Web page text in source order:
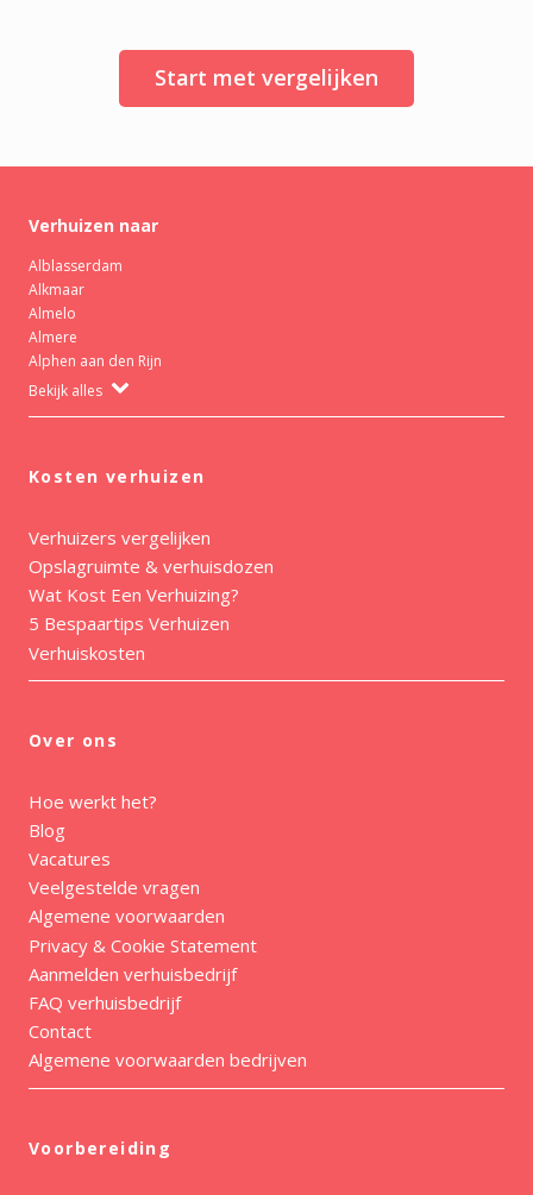
Start met vergelijken
Verhuizen naar
Alblasserdam
Alkmaar
Almelo
Almere
Alphen aan den Rijn
Bekijk alles
Kosten verhuizen
Verhuizers vergelijken
Opslagruimte & verhuisdozen
Wat Kost Een Verhuizing?
5 Bespaartips Verhuizen
Verhuiskosten
Over ons
Hoe werkt het?
Blog
Vacatures
Veelgestelde vragen
Algemene voorwaarden
Privacy & Cookie Statement
Aanmelden verhuisbedrijf
FAQ verhuisbedrijf
Contact
Algemene voorwaarden bedrijven
Voorbereiding